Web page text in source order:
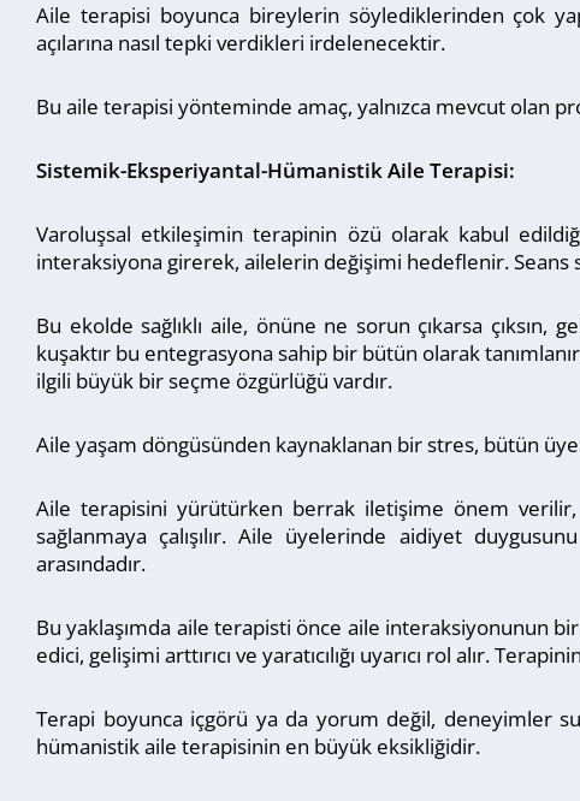
Aile terapisi boyunca bireylerin söylediklerinden çok
açılarına nasıl tepki verdikleri irdelenecektir.
Bu aile terapisi yönteminde amaç, yalnızca mevcut olan
Sistemik-Eksperiyantal-Hümanistik Aile Terapisi:
Varoluşsal etkileşimin terapinin özü olarak kabul
interaksiyona girerek, ailelerin değişimi hedeflenir. Seans
Bu ekolde sağlıklı aile, önüne ne sorun çıkarsa çıksın,
kuşaktır bu entegrasyona sahip bir bütün olarak
ilgili büyük bir seçme özgürlüğü vardır.
Aile yaşam döngüsünden kaynaklanan bir stres, bütün
Aile terapisini yürütürken berrak iletişime önem
sağlanmaya çalışılır. Aile üyelerinde aidiyet
arasındadır.
Bu yaklaşımda aile terapisti önce aile interaksiyonunun
edici, gelişimi arttırıcı ve yaratıcılığı uyarıcı rol alır.
Terapi boyunca içgörü ya da yorum değil, deneyimler
hümanistik aile terapisinin en büyük eksikliğidir.